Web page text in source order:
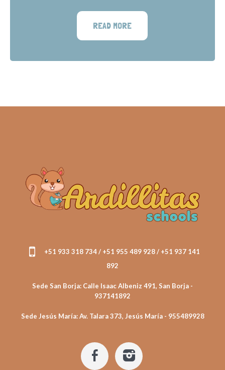
READ MORE
+51 933 318 734 / +51 955 489 928 / +51 937 141
892
Sede San Borja: Calle Isaac Albeniz 491, San Borja -
937141892
Sede Jesús María: Av. Talara 373, Jesús María - 955489928